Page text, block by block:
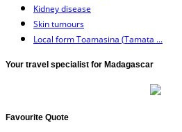
Kidney disease
Skin tumours
Local form Toamasina (Tamata ...
Your travel specialist for Madagascar
Favourite Quote